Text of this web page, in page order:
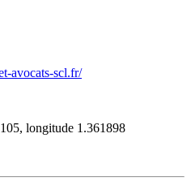
avocats-scl.fr/
longitude 1.361898